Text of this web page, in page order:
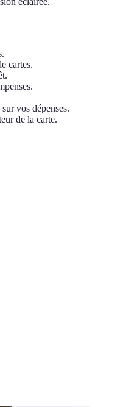
cartes.
vos dépenses.
de la carte.